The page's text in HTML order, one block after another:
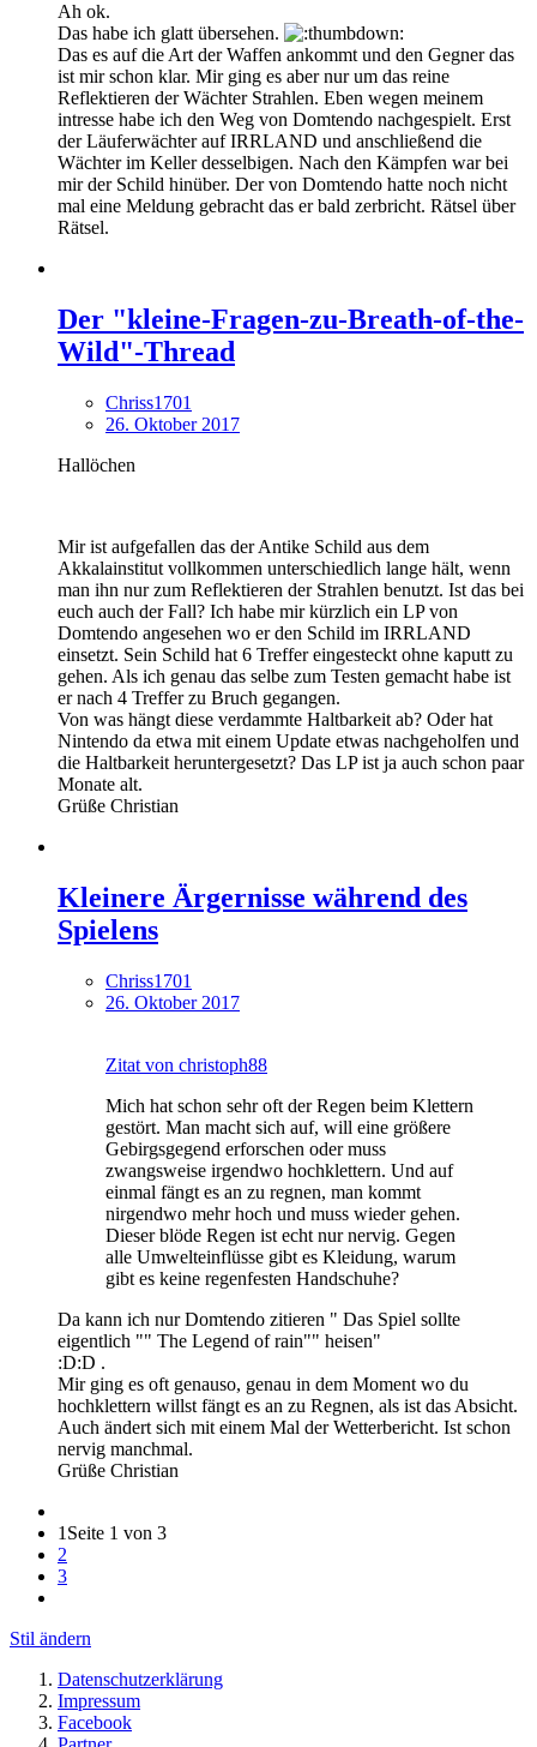
Ah ok.
Das habe ich glatt übersehen.
Das es auf die Art der Waffen ankommt und den Gegner das
ist mir schon klar. Mir ging es aber nur um das reine
Reflektieren der Wächter Strahlen. Eben wegen meinem
intresse habe ich den Weg von Domtendo nachgespielt. Erst
der Läuferwächter auf IRRLAND und anschließend die
Wächter im Keller desselbigen. Nach den Kämpfen war bei
mir der Schild hinüber. Der von Domtendo hatte noch nicht
mal eine Meldung gebracht das er bald zerbricht. Rätsel über
Rätsel.
Der "kleine-Fragen-zu-Breath-of-the-
Wild"-Thread
Chriss1701
26. Oktober 2017
Hallöchen
Mir ist aufgefallen das der Antike Schild aus dem
Akkalainstitut vollkommen unterschiedlich lange hält, wenn
man ihn nur zum Reflektieren der Strahlen benutzt. Ist das bei
euch auch der Fall? Ich habe mir kürzlich ein LP von
Domtendo angesehen wo er den Schild im IRRLAND
einsetzt. Sein Schild hat 6 Treffer eingesteckt ohne kaputt zu
gehen. Als ich genau das selbe zum Testen gemacht habe ist
er nach 4 Treffer zu Bruch gegangen.
Von was hängt diese verdammte Haltbarkeit ab? Oder hat
Nintendo da etwa mit einem Update etwas nachgeholfen und
die Haltbarkeit heruntergesetzt? Das LP ist ja auch schon paar
Monate alt.
Grüße Christian
Kleinere Ärgernisse während des
Spielens
Chriss1701
26. Oktober 2017
Zitat von christoph88
Mich hat schon sehr oft der Regen beim Klettern
gestört. Man macht sich auf, will eine größere
Gebirgsgegend erforschen oder muss
zwangsweise irgendwo hochklettern. Und auf
einmal fängt es an zu regnen, man kommt
nirgendwo mehr hoch und muss wieder gehen.
Dieser blöde Regen ist echt nur nervig. Gegen
alle Umwelteinflüsse gibt es Kleidung, warum
gibt es keine regenfesten Handschuhe?
Da kann ich nur Domtendo zitieren " Das Spiel sollte
eigentlich "" The Legend of rain"" heisen"
:D:D .
Mir ging es oft genauso, genau in dem Moment wo du
hochklettern willst fängt es an zu Regnen, als ist das Absicht.
Auch ändert sich mit einem Mal der Wetterbericht. Ist schon
nervig manchmal.
Grüße Christian
1 Seite 1 von 3
2
3
Stil ändern
Datenschutzerklärung
Impressum
Facebook